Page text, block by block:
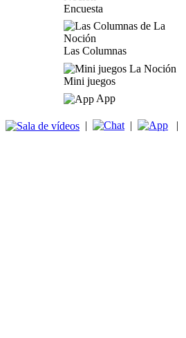
Encuesta
Las Columnas
Mini juegos
App
| | |